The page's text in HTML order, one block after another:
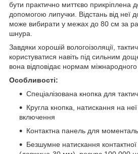
бути практично миттєво прикріплена
допомогою липучки. Відстань від неї
може вибирати у межах до 80 см за
шнура.
Завдяки хорошій вологоізоляції,
користуватися навіть під сильним
вона відповідає нормам
Особливості:
Спеціалізована кнопка для
Кругла кнопка, натискання на
включення
Контактна панель для
Безшумне натискання контактної